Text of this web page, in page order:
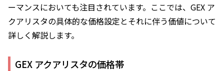
ーマンスにおいても注目されています。ここでは、GEX ア
クアリスタの具体的な価格設定とそれに伴う価値について
詳しく解説します。
GEX アクアリスタの価格帯